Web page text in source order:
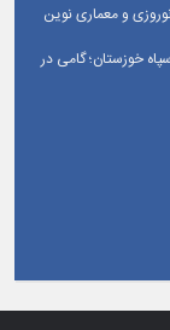
و معماری نوین
خوزستان؛ گامی در